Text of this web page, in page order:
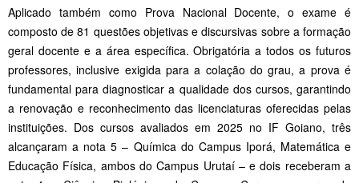
Aplicado também como Prova Nacional Docente, o exame é
composto de 81 questões objetivas e discursivas sobre a formação
geral docente e a área específica. Obrigatória a todos os futuros
professores, inclusive exigida para a colação do grau, a prova é
fundamental para diagnosticar a qualidade dos cursos, garantindo
a renovação e reconhecimento das licenciaturas oferecidas pelas
instituições. Dos cursos avaliados em 2025 no IF Goiano, três
alcançaram a nota 5 – Química do Campus Iporá, Matemática e
Educação Física, ambos do Campus Urutaí – e dois receberam a